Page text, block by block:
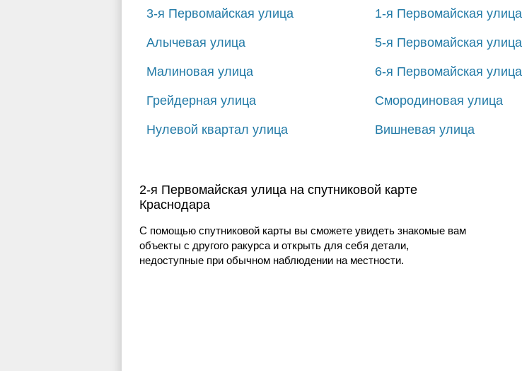
3-я Первомайская улица 1-я Первомайская улица
Алычевая улица 5-я Первомайская улица
Малиновая улица 6-я Первомайская улица
Грейдерная улица Смородиновая улица
Нулевой квартал улица Вишневая улица
2-я Первомайская улица на спутниковой карте
Краснодара
С помощью спутниковой карты вы сможете увидеть знакомые вам
объекты с другого ракурса и открыть для себя детали,
недоступные при обычном наблюдении на местности.